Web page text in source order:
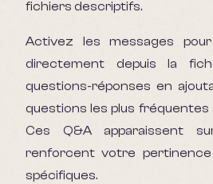
fichiers descriptifs.
Activez les messages
directement depuis la
questions-réponses en
questions les plus fréquentes
Ces Q&A apparaissent
renforcent votre
spécifiques.